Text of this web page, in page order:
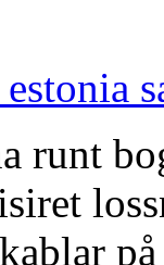
runt